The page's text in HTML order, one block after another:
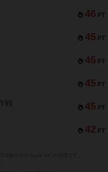
46 PT
45 PT
45 PT
45 PT
45 PT
戦
42 PT